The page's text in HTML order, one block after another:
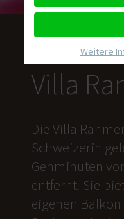
Villa
Die Villa
Schweizerin
Gehminuten
entfernt. Sie
eigenen
Weitere